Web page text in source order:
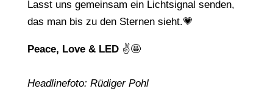
Lasst uns gemeinsam ein Lichtsignal senden,
das man bis zu den Sternen sieht.💗
Peace, Love & LED✌️🤩
Headlinefoto: Rüdiger Pohl